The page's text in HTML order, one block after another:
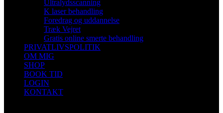
Ultralydsscanning
K laser behandling
Foredrag og uddannelse
Træk Vejret
Gratis online smerte behandling
PRIVATLIVSPOLITIK
OM MIG
SHOP
BOOK TID
LOGIN
KONTAKT